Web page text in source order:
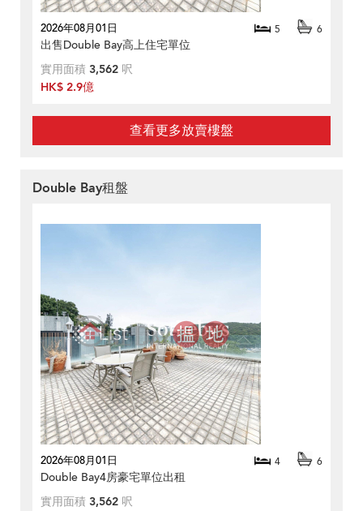
2026年08月01日 5 6
出售Double Bay高上住宅單位
實用面積 3,562 呎
HK$ 2.9億
查看更多放賣樓盤
Double Bay租盤
2026年08月01日 4 6
Double Bay4房豪宅單位出租
實用面積 3,562 呎